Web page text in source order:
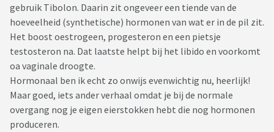
gebruik Tibolon. Daarin zit ongeveer een tiende van de
hoeveelheid (synthetische) hormonen van wat er in de pil zit.
Het boost oestrogeen, progesteron en een pietsje
testosteron na. Dat laatste helpt bij het libido en voorkomt
oa vaginale droogte.
Hormonaal ben ik echt zo onwijs evenwichtig nu, heerlijk!
Maar goed, iets ander verhaal omdat je bij de normale
overgang nog je eigen eierstokken hebt die nog hormonen
produceren.